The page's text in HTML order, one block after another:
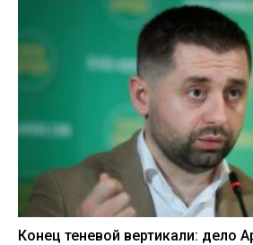
Конец теневой вертикали: дело